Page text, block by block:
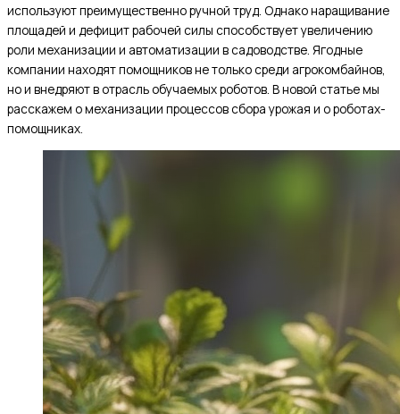
используют преимущественно ручной труд. Однако наращивание
площадей и дефицит рабочей силы способствует увеличению
роли механизации и автоматизации в садоводстве. Ягодные
компании находят помощников не только среди агрокомбайнов,
но и внедряют в отрасль обучаемых роботов. В новой статье мы
расскажем о механизации процессов сбора урожая и о роботах-
помощниках.